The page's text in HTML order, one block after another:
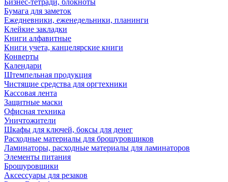
Бизнес-тетради, блокноты
Бумага для заметок
Ежедневники, еженедельники, планинги
Клейкие закладки
Книги алфавитные
Книги учета, канцелярские книги
Конверты
Календари
Штемпельная продукция
Чистящие средства для оргтехники
Кассовая лента
Защитные маски
Офисная техника
Уничтожители
Шкафы для ключей, боксы для денег
Расходные материалы для брошуровщиков
Ламинаторы, расходные материалы для ламинаторов
Элементы питания
Брошуровщики
Аксессуары для резаков